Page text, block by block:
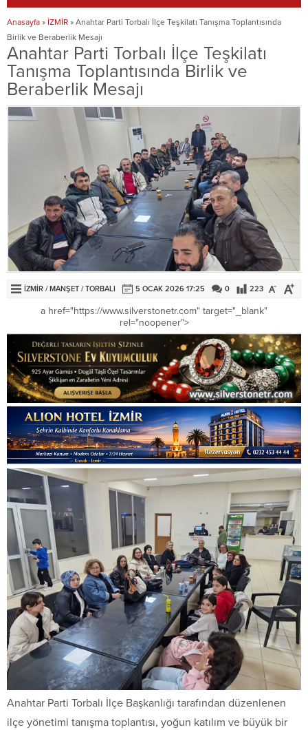
Anasayfa » İZMİR » Anahtar Parti Torbalı İlçe Teşkilatı Tanışma Toplantısında
Birlik ve Beraberlik Mesajı
Anahtar Parti Torbalı İlçe Teşkilatı
Tanışma Toplantısında Birlik ve
Beraberlik Mesajı
İZMİR /MANŞET /TORBALI 5 OCAK 2026 17:25 0 223
a href="https://www.silverstonetr.com" target="_blank"
rel="noopener">
Anahtar Parti Torbalı İlçe Başkanlığı tarafından düzenlenen
ilçe yönetimi tanışma toplantısı, yoğun katılım ve büyük bir